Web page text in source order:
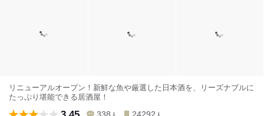
リニューアルオープン！新鮮な魚や厳選した日本酒を、リーズナブルに
たっぷり堪能できる居酒屋！